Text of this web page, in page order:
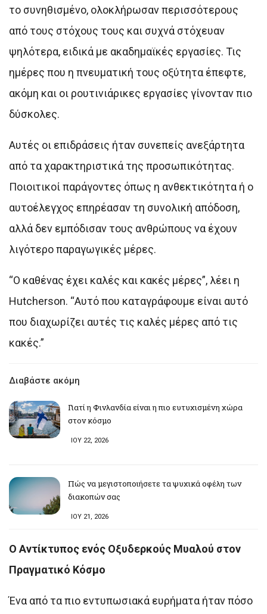
το συνηθισμένο, ολοκλήρωσαν περισσότερους
από τους στόχους τους και συχνά στόχευαν
ψηλότερα, ειδικά με ακαδημαϊκές εργασίες. Τις
ημέρες που η πνευματική τους οξύτητα έπεφτε,
ακόμη και οι ρουτινιάρικες εργασίες γίνονταν πιο
δύσκολες.
Αυτές οι επιδράσεις ήταν συνεπείς ανεξάρτητα
από τα χαρακτηριστικά της προσωπικότητας.
Ποιοιτικοί παράγοντες όπως η ανθεκτικότητα ή ο
αυτοέλεγχος επηρέασαν τη συνολική απόδοση,
αλλά δεν εμπόδισαν τους ανθρώπους να έχουν
λιγότερο παραγωγικές μέρες.
“Ο καθένας έχει καλές και κακές μέρες”, λέει η
Hutcherson. “Αυτό που καταγράφουμε είναι αυτό
που διαχωρίζει αυτές τις καλές μέρες από τις
κακές.”
Διαβάστε ακόμη
Γιατί η Φινλανδία είναι η πιο ευτυχισμένη χώρα
στον κόσμο
ΙΟΥ 22, 2026
Πώς να μεγιστοποιήσετε τα ψυχικά οφέλη των
διακοπών σας
ΙΟΥ 21, 2026
Ο Αντίκτυπος ενός Οξυδερκούς Μυαλού στον
Πραγματικό Κόσμο
Ένα από τα πιο εντυπωσιακά ευρήματα ήταν πόσο